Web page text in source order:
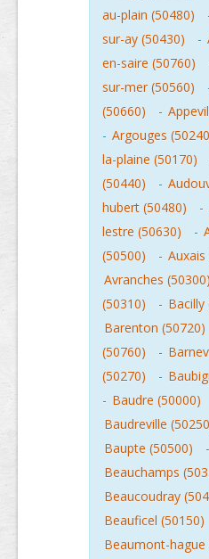
au-plain (50480)
sur-ay (50430)
-
en-saire (50760)
sur-mer (50560)
(50660)
-
- Argouges
la-plaine (50170)
(50440)
-
hubert (50480)
-
lestre (50630)
-
(50500)
- Auxais
Avranches (50300)
(50310)
- Bacilly
Barenton (50720)
(50760)
-
(50270)
-
- Baudre (50000)
Baudreville
Baupte (50500)
-
Beauchamps
Beaucoudray
Beauficel (50150)
Beaumont-hague